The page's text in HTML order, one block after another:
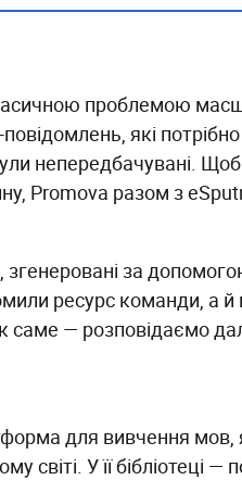
проблемою
які
непередбачувані.
Promova разом з
за
ресурс команди, а
саме — розповідаємо
для вивчення
світі. У її бібліотеці —